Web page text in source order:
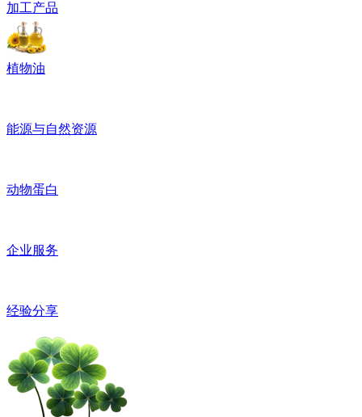
加工产品
植物油
能源与自然资源
动物蛋白
企业服务
经验分享